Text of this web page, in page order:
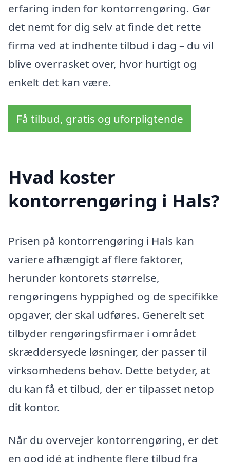
erfaring inden for kontorrengøring. Gør
det nemt for dig selv at finde det rette
firma ved at indhente tilbud i dag – du vil
blive overrasket over, hvor hurtigt og
enkelt det kan være.
Få tilbud, gratis og uforpligtende
Hvad koster
kontorrengøring i Hals?
Prisen på kontorrengøring i Hals kan
variere afhængigt af flere faktorer,
herunder kontorets størrelse,
rengøringens hyppighed og de specifikke
opgaver, der skal udføres. Generelt set
tilbyder rengøringsfirmaer i området
skræddersyede løsninger, der passer til
virksomhedens behov. Dette betyder, at
du kan få et tilbud, der er tilpasset netop
dit kontor.
Når du overvejer kontorrengøring, er det
en god idé at indhente flere tilbud fra